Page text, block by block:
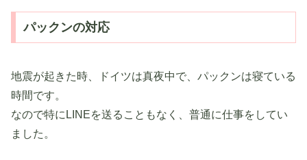
パックンの対応
地震が起きた時、ドイツは真夜中で、パックンは寝ている
時間です。
なので特にLINEを送ることもなく、普通に仕事をしてい
ました。